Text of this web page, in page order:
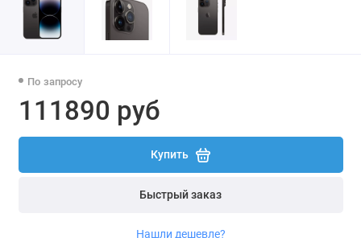
По запросу
111890 руб
Купить
Быстрый заказ
Нашли дешевле?